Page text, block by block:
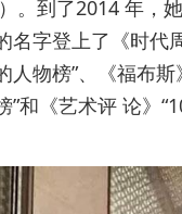
。到了2014 年，
名字登上了《时代
人物榜”、《福布斯
”和《艺术评 论》